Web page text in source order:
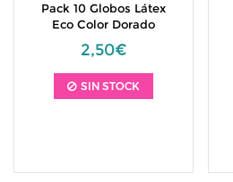
Pack 10 Globos Látex
Eco Color Dorado
2,50€
SIN STOCK